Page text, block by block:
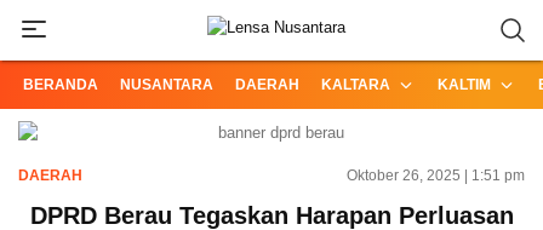
BERANDA NUSANTARA DAERAH KALTARA KALTIM
DAERAH Oktober 26, 2025 | 1:51 pm
DPRD Berau Tegaskan Harapan Perluasan